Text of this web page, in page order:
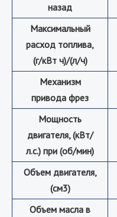
назад
Максимальный
расход топлива,
(г/кВт ч)/(л/ч)
Механизм
привода фрез
Мощность
двигателя, (кВт/
л.с.) при (об/мин)
Объем двигателя,
(см3)
Объем масла в